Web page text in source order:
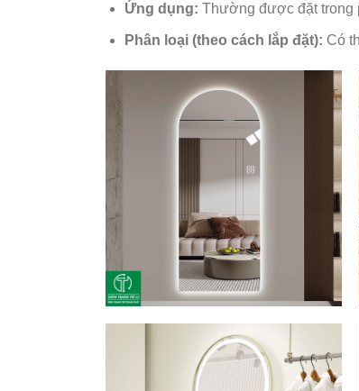
Ứng dụng: Thường được đặt trong
Phân loại (theo cách lắp đặt): Có